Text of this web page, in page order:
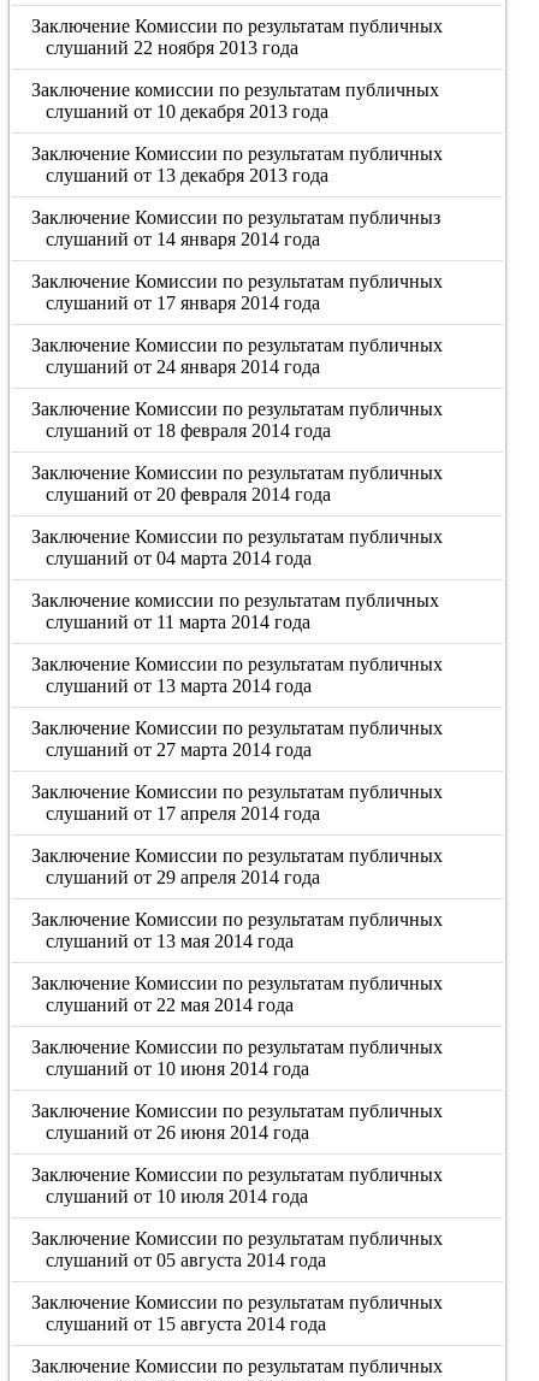
Заключение Комиссии по результатам публичных
слушаний 22 ноября 2013 года
Заключение комиссии по результатам публичных
слушаний от 10 декабря 2013 года
Заключение Комиссии по результатам публичных
слушаний от 13 декабря 2013 года
Заключение Комиссии по результатам публичныз
слушаний от 14 января 2014 года
Заключение Комиссии по результатам публичных
слушаний от 17 января 2014 года
Заключение Комиссии по результатам публичных
слушаний от 24 января 2014 года
Заключение Комиссии по результатам публичных
слушаний от 18 февраля 2014 года
Заключение Комиссии по результатам публичных
слушаний от 20 февраля 2014 года
Заключение Комиссии по результатам публичных
слушаний от 04 марта 2014 года
Заключение комиссии по результатам публичных
слушаний от 11 марта 2014 года
Заключение Комиссии по результатам публичных
слушаний от 13 марта 2014 года
Заключение Комиссии по результатам публичных
слушаний от 27 марта 2014 года
Заключение Комиссии по результатам публичных
слушаний от 17 апреля 2014 года
Заключение Комиссии по результатам публичных
слушаний от 29 апреля 2014 года
Заключение Комиссии по результатам публичных
слушаний от 13 мая 2014 года
Заключение Комиссии по результатам публичных
слушаний от 22 мая 2014 года
Заключение Комиссии по результатам публичных
слушаний от 10 июня 2014 года
Заключение Комиссии по результатам публичных
слушаний от 26 июня 2014 года
Заключение Комиссии по результатам публичных
слушаний от 10 июля 2014 года
Заключение Комиссии по результатам публичных
слушаний от 05 августа 2014 года
Заключение Комиссии по результатам публичных
слушаний от 15 августа 2014 года
Заключение Комиссии по результатам публичных